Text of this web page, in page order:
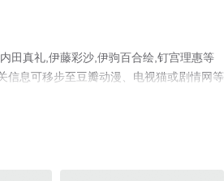
田真礼,伊藤彩沙,伊驹百合绘,钉宫理惠等
信息可移步至豆瓣动漫、电视猫或剧情网等